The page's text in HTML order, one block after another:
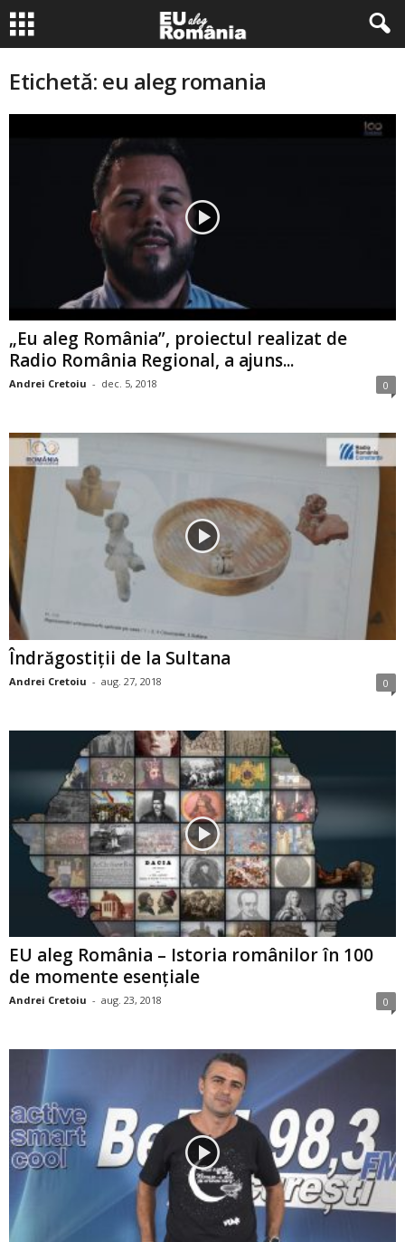
Etichetă: eu aleg romania
„Eu aleg România”, proiectul realizat de
Radio România Regional, a ajuns...
Andrei Cretoiu - dec. 5, 2018 0
Îndrăgostiţii de la Sultana
Andrei Cretoiu - aug. 27, 2018 0
EU aleg România – Istoria românilor în 100
de momente esențiale
Andrei Cretoiu - aug. 23, 2018 0